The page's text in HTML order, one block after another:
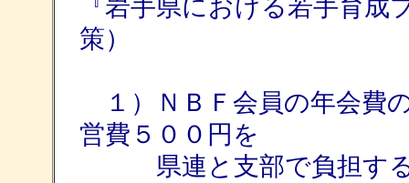
『岩手県における若手育
策）
１）ＮＢＦ会員の年会費
営費５００円を
県連と支部で負担する